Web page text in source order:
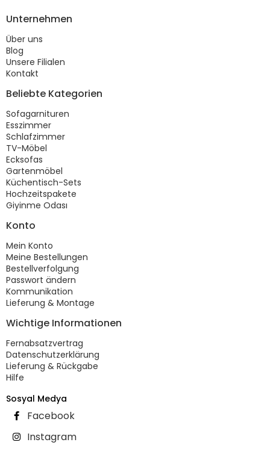
Unternehmen
Über uns
Blog
Unsere Filialen
Kontakt
Beliebte Kategorien
Sofagarnituren
Esszimmer
Schlafzimmer
TV-Möbel
Ecksofas
Gartenmöbel
Küchentisch-Sets
Hochzeitspakete
Giyinme Odası
Konto
Mein Konto
Meine Bestellungen
Bestellverfolgung
Passwort ändern
Kommunikation
Lieferung & Montage
Wichtige Informationen
Fernabsatzvertrag
Datenschutzerklärung
Lieferung & Rückgabe
Hilfe
Sosyal Medya
Facebook
Instagram